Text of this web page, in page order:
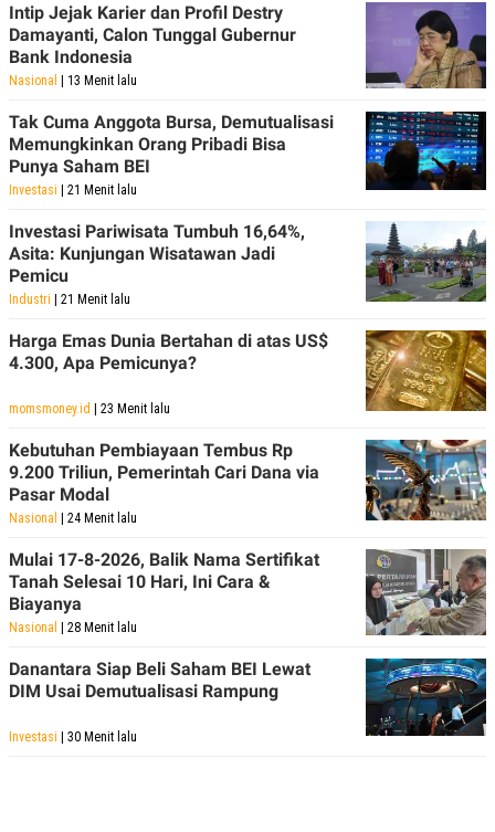
Intip Jejak Karier dan Profil Destry
Damayanti, Calon Tunggal Gubernur
Bank Indonesia
Nasional | 13 Menit lalu
Tak Cuma Anggota Bursa, Demutualisasi
Memungkinkan Orang Pribadi Bisa
Punya Saham BEI
Investasi | 21 Menit lalu
Investasi Pariwisata Tumbuh 16,64%,
Asita: Kunjungan Wisatawan Jadi
Pemicu
Industri | 21 Menit lalu
Harga Emas Dunia Bertahan di atas US$
4.300, Apa Pemicunya?
momsmoney.id | 23 Menit lalu
Kebutuhan Pembiayaan Tembus Rp
9.200 Triliun, Pemerintah Cari Dana via
Pasar Modal
Nasional | 24 Menit lalu
Mulai 17-8-2026, Balik Nama Sertifikat
Tanah Selesai 10 Hari, Ini Cara &
Biayanya
Nasional | 28 Menit lalu
Danantara Siap Beli Saham BEI Lewat
DIM Usai Demutualisasi Rampung
Investasi | 30 Menit lalu